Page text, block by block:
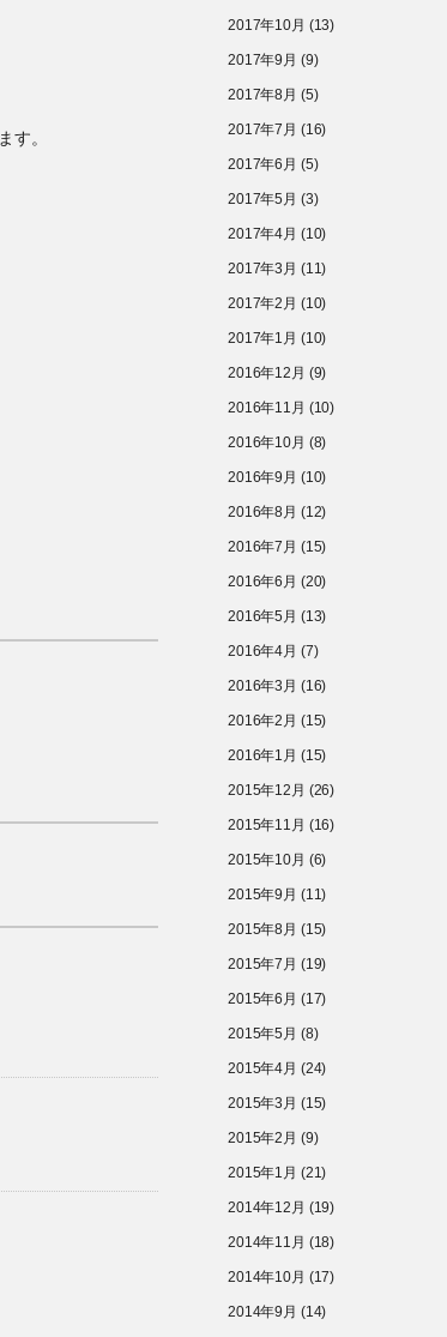
す。
2017年10月 (13)
2017年9月 (9)
2017年8月 (5)
2017年7月 (16)
2017年6月 (5)
2017年5月 (3)
2017年4月 (10)
2017年3月 (11)
2017年2月 (10)
2017年1月 (10)
2016年12月 (9)
2016年11月 (10)
2016年10月 (8)
2016年9月 (10)
2016年8月 (12)
2016年7月 (15)
2016年6月 (20)
2016年5月 (13)
2016年4月 (7)
2016年3月 (16)
2016年2月 (15)
2016年1月 (15)
2015年12月 (26)
2015年11月 (16)
2015年10月 (6)
2015年9月 (11)
2015年8月 (15)
2015年7月 (19)
2015年6月 (17)
2015年5月 (8)
2015年4月 (24)
2015年3月 (15)
2015年2月 (9)
2015年1月 (21)
2014年12月 (19)
2014年11月 (18)
2014年10月 (17)
2014年9月 (14)